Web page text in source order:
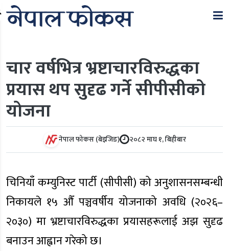
चार वर्षभित्र भ्रष्टाचारविरुद्धका
प्रयास थप सुदृढ गर्ने सीपीसीको
योजना
नेपाल फोकस (बेइजिङ) २०८२ माघ १, बिहीबार
चिनियाँ कम्युनिस्ट पार्टी (सीपीसी) को अनुशासनसम्बन्धी
निकायले १५ औँ पञ्चवर्षीय योजनाको अवधि (२०२६–
२०३०) मा भ्रष्टाचारविरुद्धका प्रयासहरूलाई अझ सुदृढ
बनाउन आह्वान गरेको छ।